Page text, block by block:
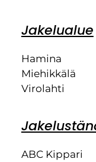
Jakelualue
Hamina
Miehikkälä
Virolahti
ABC Kippari